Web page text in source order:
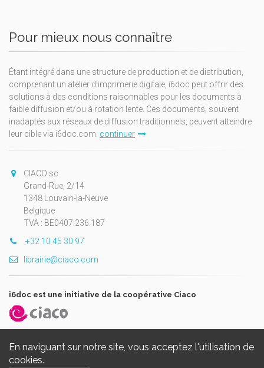
En naviguant sur notre site, vous acceptez l'utilisation de
cookies.
Pour mieux nous connaître
Étant intégré dans une structure de production et de distribution,
comprenant un atelier d'imprimerie digitale, i6doc peut offrir des
solutions à des conditions raisonnables pour les documents à
faible diffusion et/ou à rotation lente. Ces documents, souvent
inadaptés aux réseaux de diffusion traditionnels, peuvent atteindre
leur cible via i6doc.com. continuer
CIACO sc
Grand-Rue, 2/14
1348 Louvain-la-Neuve
Belgique
TVA : BE0407.236.187
+32 10 45 30 97
librairie@ciaco.com
i6doc est une initiative de la coopérative Ciaco